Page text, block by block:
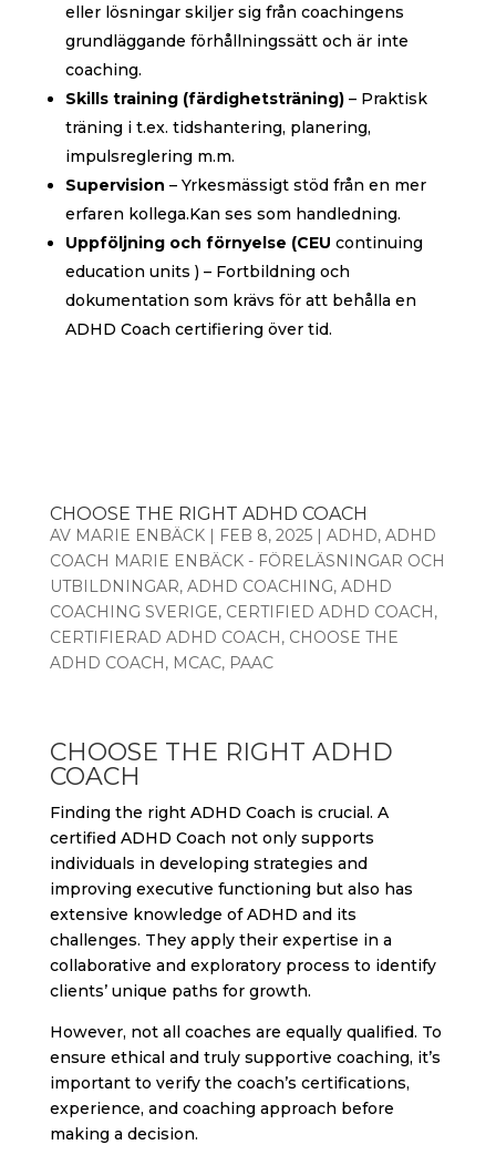
eller lösningar skiljer sig från coachingens
grundläggande förhållningssätt och är inte
coaching.
Skills training (färdighetsträning)– Praktisk
träning i t.ex. tidshantering, planering,
impulsreglering m.m.
Supervision – Yrkesmässigt stöd från en mer
erfaren kollega.Kan ses som handledning.
Uppföljning och förnyelse (CEU continuing
education units ) – Fortbildning och
dokumentation som krävs för att behålla en
ADHD Coach certifiering över tid.
CHOOSE THE RIGHT ADHD COACH
AV MARIE ENBÄCK| FEB 8, 2025| ADHD, ADHD
COACH MARIE ENBÄCK - FÖRELÄSNINGAR OCH
UTBILDNINGAR, ADHD COACHING, ADHD
COACHING SVERIGE, CERTIFIED ADHD COACH,
CERTIFIERAD ADHD COACH, CHOOSE THE
ADHD COACH, MCAC, PAAC
CHOOSE THE RIGHT ADHD
COACH
Finding the right ADHD Coach is crucial. A
certified ADHD Coach not only supports
individuals in developing strategies and
improving executive functioning but also has
extensive knowledge of ADHD and its
challenges. They apply their expertise in a
collaborative and exploratory process to identify
clients’ unique paths for growth.
However, not all coaches are equally qualified. To
ensure ethical and truly supportive coaching, it’s
important to verify the coach’s certifications,
experience, and coaching approach before
making a decision.